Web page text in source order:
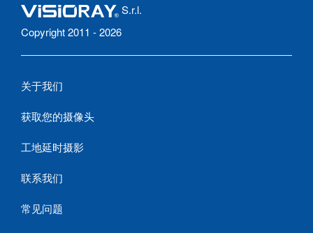
S.r.l.
Copyright 2011 - 2026
关于我们
获取您的摄像头
工地延时摄影
联系我们
常见问题